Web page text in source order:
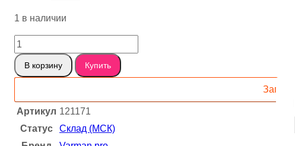
составляла
15653 ₽.
1 в наличии
Количество
товара
Чинар
Марс
121171
В корзину Купить
Артикул 121171
Статус
Склад (МСК)